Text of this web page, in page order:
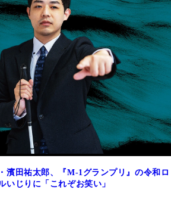
濱田祐太郎、『M-1グランプリ』の令和ロ
いじりに「これぞお笑い」